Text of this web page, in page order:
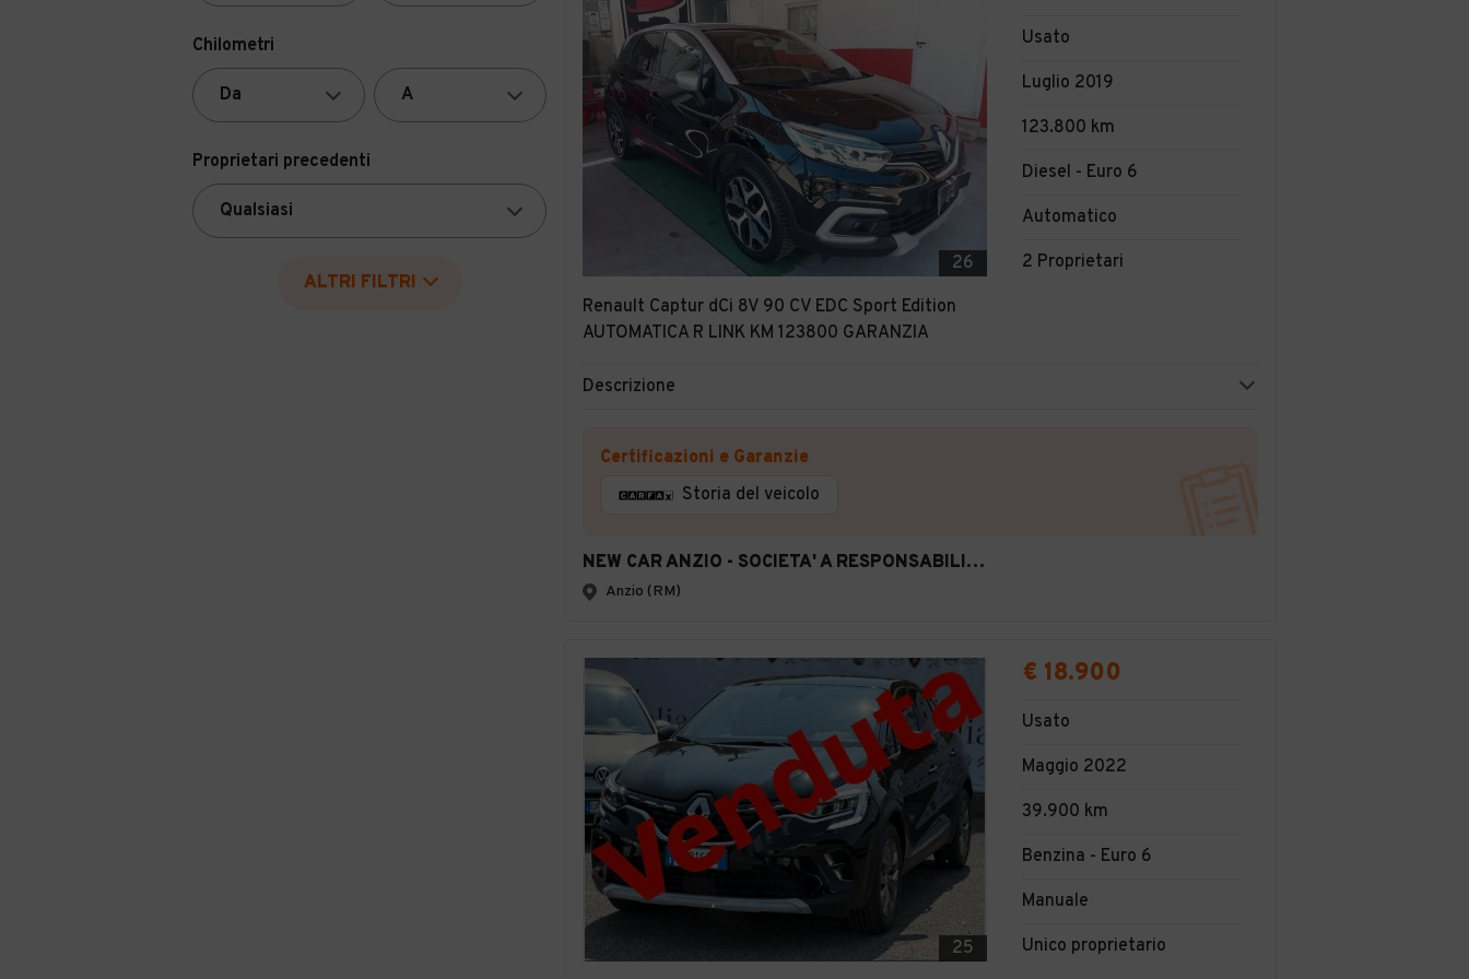
Chilometri
Proprietari precedenti
ALTRI FILTRI
26
Renault Captur dCi 8V 90 CV EDC Sport Edition
AUTOMATICA R LINK KM 123800 GARANZIA
Usato
Luglio 2019
123.800 km
Diesel - Euro 6
Automatico
2 Proprietari
Descrizione
Certificazioni e Garanzie
Storia del veicolo
NEW CAR ANZIO - SOCIETA' A RESPONSABILITA' LIMITATA SEMPLIFICATA
Anzio (RM)
25
€ 18.900
Usato
Maggio 2022
39.900 km
Benzina - Euro 6
Manuale
Unico proprietario